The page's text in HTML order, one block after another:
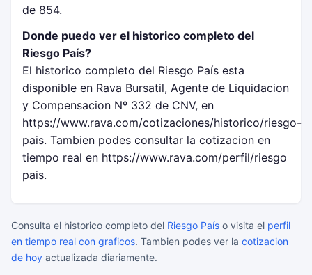
de 854.
Donde puedo ver el historico completo del
Riesgo País?
El historico completo del Riesgo País esta
disponible en Rava Bursatil, Agente de Liquidacion
y Compensacion Nº 332 de CNV, en
https://www.rava.com/cotizaciones/historico/riesgo-
pais. Tambien podes consultar la cotizacion en
tiempo real en https://www.rava.com/perfil/riesgo
pais.
Consulta el historico completo del Riesgo País o visita el perfil
en tiempo real con graficos. Tambien podes ver la cotizacion
de hoy actualizada diariamente.